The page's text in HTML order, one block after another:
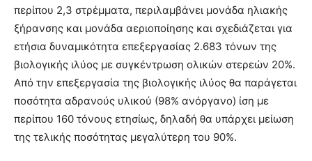
περίπου 2,3 στρέμματα, περιλαμβάνει μονάδα ηλιακής
ξήρανσης και μονάδα αεριοποίησης και σχεδιάζεται για
ετήσια δυναμικότητα επεξεργασίας 2.683 τόνων της
βιολογικής ιλύος με συγκέντρωση ολικών στερεών 20%.
Από την επεξεργασία της βιολογικής ιλύος θα παράγεται
ποσότητα αδρανούς υλικού (98% ανόργανο) ίση με
περίπου 160 τόνους ετησίως, δηλαδή θα υπάρχει μείωση
της τελικής ποσότητας μεγαλύτερη του 90%.